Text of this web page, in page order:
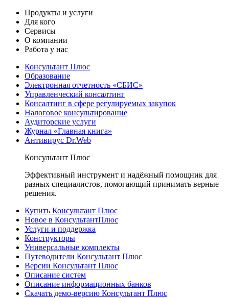
Продукты и услуги
Для кого
Сервисы
О компании
Работа у нас
Консультант Плюс
Образование
Электронная отчетность «СБИС»
Управленческий консалтинг
Консалтинг в сфере регулируемых закупок
Налоговое консультирование
Аудиторские услуги
Журнал «Главная книга»
Антивирус Dr.Web
Консультант Плюс
Эффективный инструмент и надёжный помощник для
разных специалистов, помогающий принимать верные
решения.
Купить Консультант Плюс
Новое в КонсультантПлюс
Услуги и поддержка
Конструкторы
Универсальные комплекты
Путеводители Консультант Плюс
Версии Консультант Плюс
Описание систем
Описание информационных банков
Скачать демо-версию Консультант Плюс